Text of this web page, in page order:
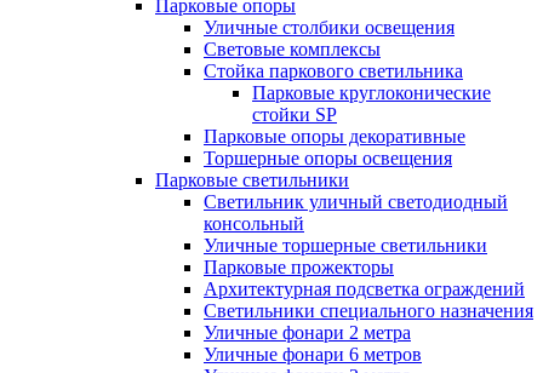
Парковые опоры
Уличные столбики освещения
Световые комплексы
Стойка паркового светильника
Парковые круглоконические
стойки SP
Парковые опоры декоративные
Торшерные опоры освещения
Парковые светильники
Светильник уличный светодиодный
консольный
Уличные торшерные светильники
Парковые прожекторы
Архитектурная подсветка ограждений
Светильники специального назначения
Уличные фонари 2 метра
Уличные фонари 6 метров